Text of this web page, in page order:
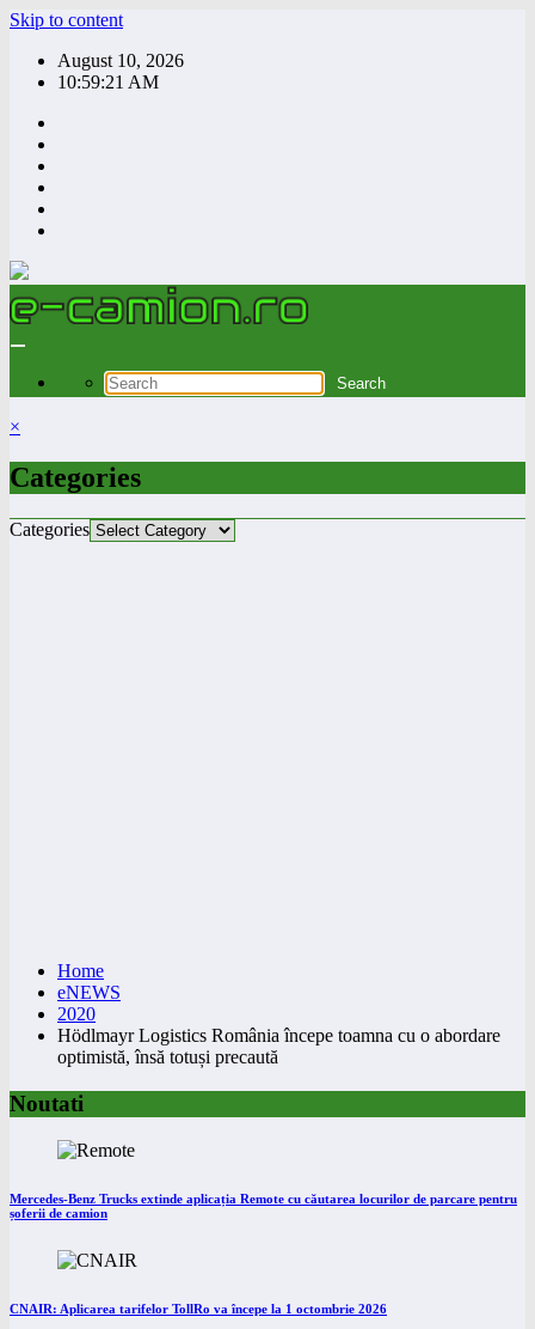
Skip to content
August 10, 2026
10:59:22 AM
×
Categories
Categories
Home
eNEWS
2020
Hödlmayr Logistics România începe toamna cu o abordare
optimistă, însă totuși precaută
Noutati
Mercedes-Benz Trucks extinde aplicația Remote cu căutarea locurilor de parcare pentru
șoferii de camion
CNAIR: Aplicarea tarifelor TollRo va începe la 1 octombrie 2026